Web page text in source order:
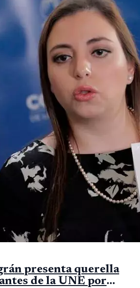
presenta querella
de la UNE por